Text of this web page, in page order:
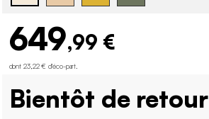
649,99 €
dont 23,22 € d'éco-part
Bientôt de retour